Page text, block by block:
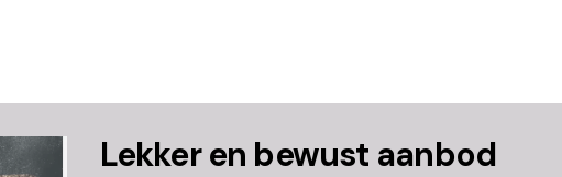
Lekker en bewust aanbod